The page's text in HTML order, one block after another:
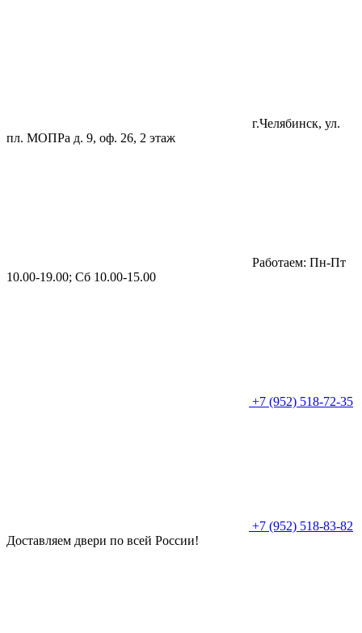
г.Челябинск, ул.
пл. МОПРа д. 9, оф. 26, 2 этаж
Работаем: Пн-Пт
10.00-19.00; Сб 10.00-15.00
+7 (952) 518-72-35
+7 (952) 518-83-82
Доставляем двери по всей России!